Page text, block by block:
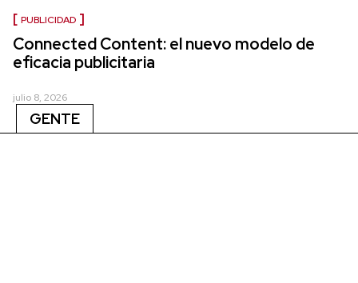
PUBLICIDAD
Connected Content: el nuevo modelo de
eficacia publicitaria
julio 8, 2026
GENTE